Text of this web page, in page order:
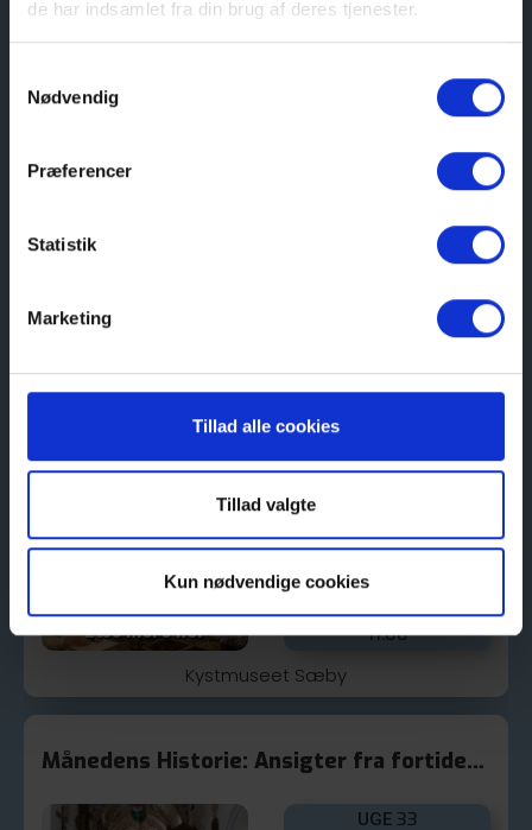
de har indsamlet fra din brug af deres tjenester.
Nødvendig
Præferencer
Statistik
Marketing
Tillad alle cookies
Tillad valgte
Kun nødvendige cookies